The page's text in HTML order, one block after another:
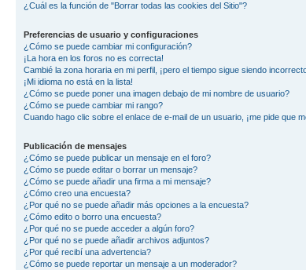
¿Cuál es la función de "Borrar todas las cookies del Sitio"?
Preferencias de usuario y configuraciones
¿Cómo se puede cambiar mi configuración?
¡La hora en los foros no es correcta!
Cambié la zona horaria en mi perfil, ¡pero el tiempo sigue siendo
¡Mi idioma no está en la lista!
¿Cómo se puede poner una imagen debajo de mi nombre de usuario?
¿Cómo se puede cambiar mi rango?
Cuando hago clic sobre el enlace de e-mail de un usuario, ¡me pide que
Publicación de mensajes
¿Cómo se puede publicar un mensaje en el foro?
¿Cómo se puede editar o borrar un mensaje?
¿Cómo se puede añadir una firma a mi mensaje?
¿Cómo creo una encuesta?
¿Por qué no se puede añadir más opciones a la encuesta?
¿Cómo edito o borro una encuesta?
¿Por qué no se puede acceder a algún foro?
¿Por qué no se puede añadir archivos adjuntos?
¿Por qué recibí una advertencia?
¿Cómo se puede reportar un mensaje a un moderador?